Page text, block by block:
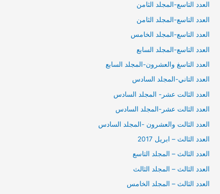
العدد التاسع-المجلد الثامن
العدد التاسع-المجلد الثامن
العدد التاسع-المجلد الخامس
العدد التاسع-المجلد السابع
العدد التاسغ والعشرون-المجلد السابع
العدد التاني-المجلد السادس
العدد الثالت عشر- المجلد السادس
العدد الثالت عشر-المجلد السادس
العدد الثالت والعشرون -المجلد السادس
العدد الثالث – ابريل 2017
العدد الثالث – المجلد التاسع
العدد الثالث – المجلد الثالث
العدد الثالث – المجلد الخامس